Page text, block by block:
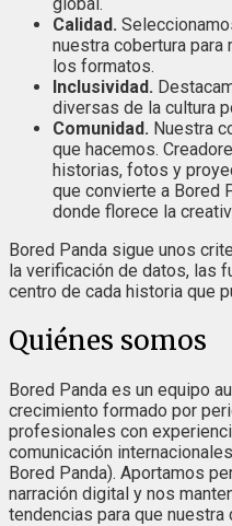
Calidad.
nuestra cobertura para
los formatos.
Inclusividad.
diversas de la cultura
Comunidad. Nuestra
que hacemos.
historias, fotos y
que convierte a Bored
donde florece la
Bored Panda sigue unos
la verificación de datos, las
centro de cada historia que
Quiénes somos
Bored Panda es un equipo
crecimiento formado por
profesionales con
comunicación
Bored Panda). Aportamos
narración digital y nos
tendencias para que nuestra